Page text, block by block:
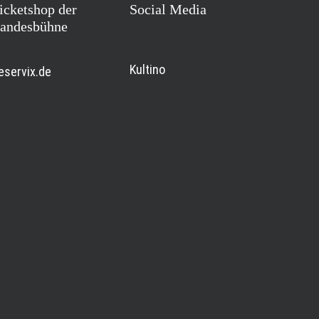
der
Social Media
Kultino